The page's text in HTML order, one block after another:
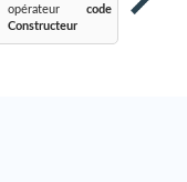
opérateur code
Constructeur